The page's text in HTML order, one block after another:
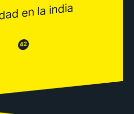
en la india
😒 42 😂